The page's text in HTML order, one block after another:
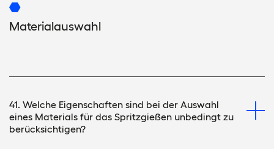
Materialauswahl
41. Welche Eigenschaften sind bei der Auswahl
eines Materials für das Spritzgießen unbedingt zu
berücksichtigen?